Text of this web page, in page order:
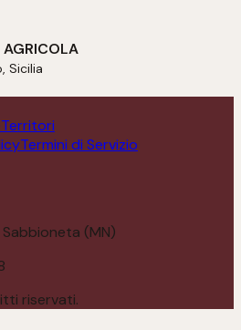
AGRICOLA
Sicilia
Territori
Termini di Servizio
(MN)
riservati.